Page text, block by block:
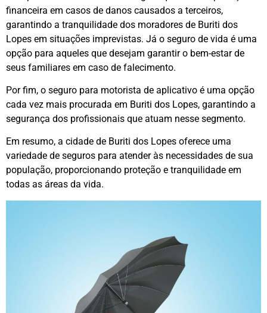
financeira em casos de danos causados a terceiros,
garantindo a tranquilidade dos moradores de Buriti dos
Lopes em situações imprevistas. Já o seguro de vida é uma
opção para aqueles que desejam garantir o bem-estar de
seus familiares em caso de falecimento.
Por fim, o seguro para motorista de aplicativo é uma opção
cada vez mais procurada em Buriti dos Lopes, garantindo a
segurança dos profissionais que atuam nesse segmento.
Em resumo, a cidade de Buriti dos Lopes oferece uma
variedade de seguros para atender às necessidades de sua
população, proporcionando proteção e tranquilidade em
todas as áreas da vida.